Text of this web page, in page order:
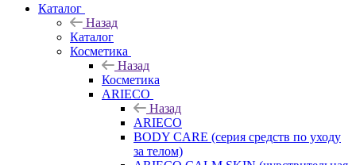
Каталог
Назад
Каталог
Косметика
Назад
Косметика
ARIECO
Назад
ARIECO
BODY CARE (серия средств по уходу
за телом)